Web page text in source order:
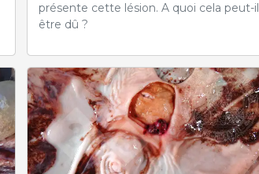
présente cette lésion. A quoi cela peut-il
être dû ?